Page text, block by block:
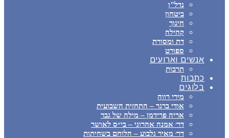
נדל"ן
ביטחון
חינוך
קהילה
דת ומסורת
ספורט
אנשים וארועים
תרבות
כתבות
בלוגים
מירי רווה
אודי ברגר – התחזית השבועית
אריה פרידמן – מילה של גבר
דר׳ אמנה אהרוני – בי״ס לאושר
דר׳ מאיר גלבוע – הלוחם בשחיתות